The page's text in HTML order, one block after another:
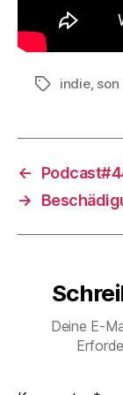
Schlagwörter
indie,
←
→
Deine E-